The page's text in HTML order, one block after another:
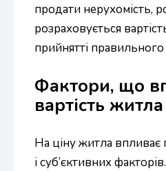
продати нерухомість,
розраховується
прийнятті
Фактори, що
вартість житла
На ціну житла впливає
і суб’єктивних